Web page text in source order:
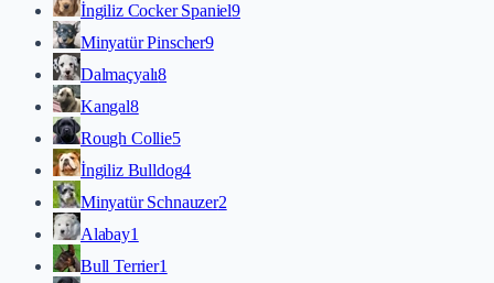
İngiliz Cocker Spaniel9
Minyatür Pinscher9
Dalmaçyalı8
Kangal8
Rough Collie5
İngiliz Bulldog4
Minyatür Schnauzer2
Alabay1
Bull Terrier1